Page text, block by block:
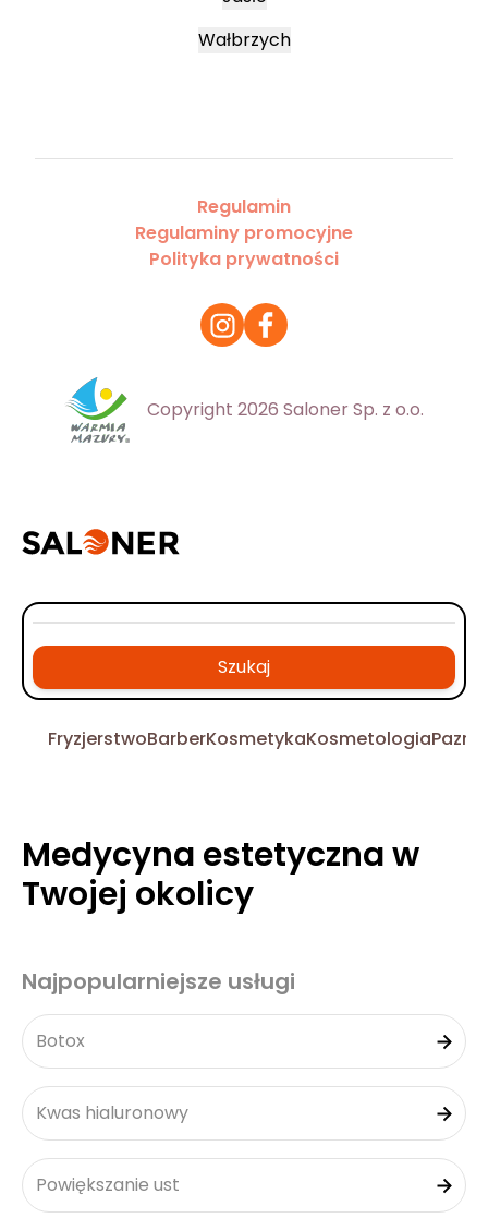
Wałbrzych
Regulamin
Regulaminy promocyjne
Polityka prywatności
Copyright 2026 Saloner Sp. z o.o.
Szukaj
FryzjerstwoBarberKosmetykaKosmetologia
Medycyna estetyczna w
Twojej okolicy
Najpopularniejsze usługi
Botox
Kwas hialuronowy
Powiększanie ust